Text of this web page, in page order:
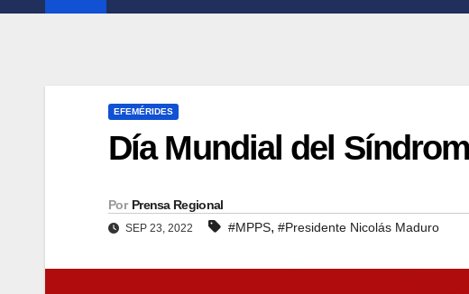
EFEMÉRIDES
Día Mundial del
Por Prensa Regional
SEP 23, 2022 #MPPS, #Presidente Nicolás Maduro